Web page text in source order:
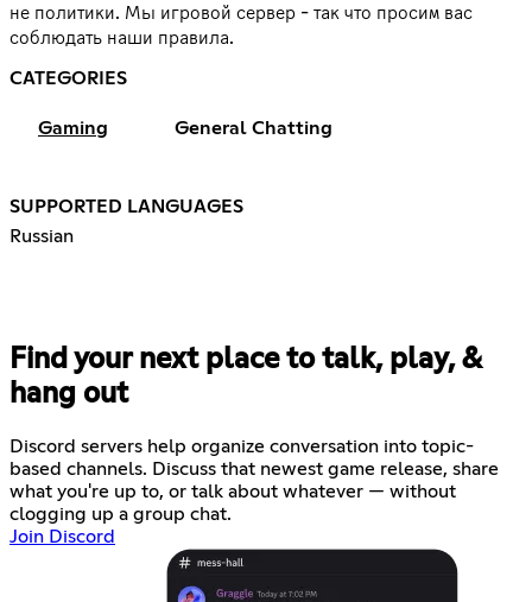
не политики. Мы игровой сервер - так что просим вас
соблюдать наши правила.
CATEGORIES
Gaming General Chatting
SUPPORTED LANGUAGES
Russian
Find your next place to talk, play, &
hang out
Discord servers help organize conversation into topic-
based channels. Discuss that newest game release, share
what you're up to, or talk about whatever — without
clogging up a group chat.
Join Discord